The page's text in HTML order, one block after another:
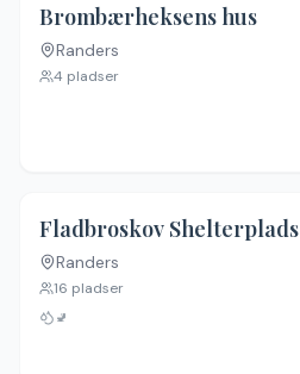
Ingen billeder
Brombærheksens hus
Randers
4 pladser
Ingen billeder
Fladbroskov Shelterplads
Randers
16 pladser
🚽